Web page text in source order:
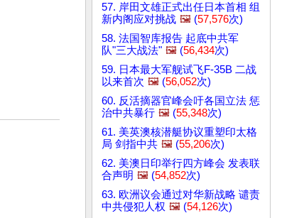
57. 岸田文雄正式出任日本首相 组
新内阁应对挑战 🖼️ (57,576次)
58. 法国智库报告 起底中共军
队"三大战法" 🖼️ (56,434次)
59. 日本最大军舰试飞F-35B 二战
以来首次 🖼️ (56,052次)
60. 反活摘器官峰会吁各国立法 惩
治中共暴行 🖼️ (55,348次)
61. 美英澳核潜艇协议重塑印太格
局 剑指中共 🖼️ (55,206次)
62. 美澳日印举行四方峰会 发表联
合声明 🖼️ (54,852次)
63. 欧洲议会通过对华新战略 谴责
中共侵犯人权 🖼️ (54,126次)